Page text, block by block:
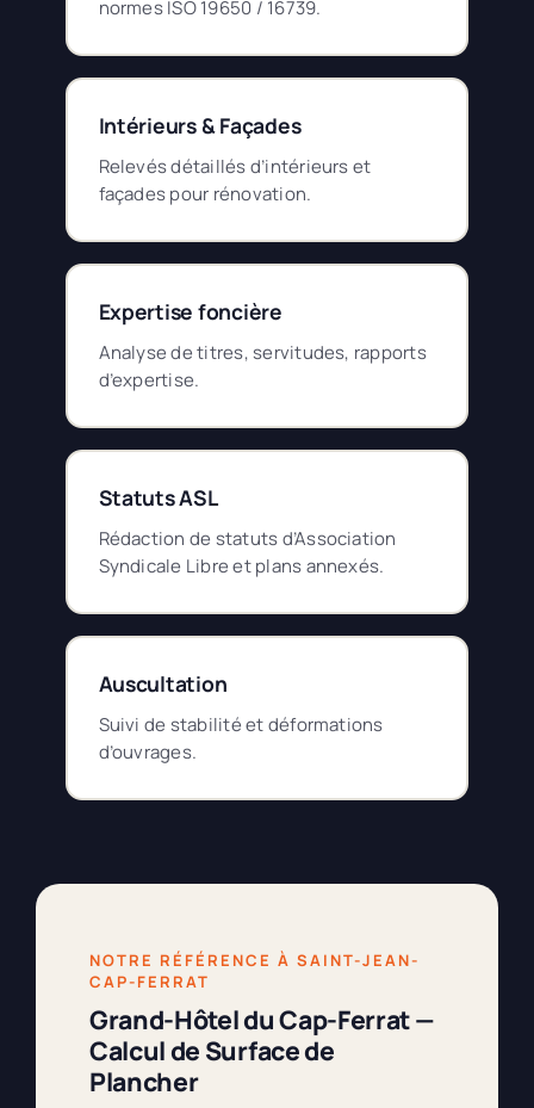
normes ISO 19650 / 16739.
Intérieurs & Façades
Relevés détaillés d’intérieurs et
façades pour rénovation.
Expertise foncière
Analyse de titres, servitudes, rapports
d’expertise.
Statuts ASL
Rédaction de statuts d’Association
Syndicale Libre et plans annexés.
Auscultation
Suivi de stabilité et déformations
d’ouvrages.
NOTRE RÉFÉRENCE À SAINT-JEAN-
CAP-FERRAT
Grand-Hôtel du Cap-Ferrat —
Calcul de Surface de
Plancher